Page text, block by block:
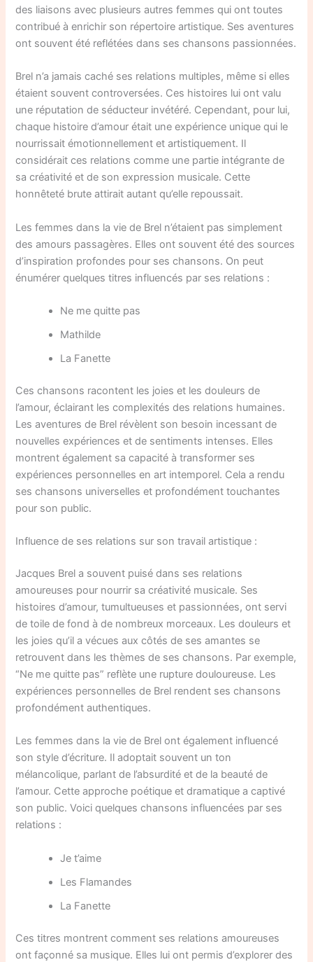
des liaisons avec plusieurs autres femmes qui ont toutes
contribué à enrichir son répertoire artistique. Ses aventures
ont souvent été reflétées dans ses chansons passionnées.
Brel n’a jamais caché ses relations multiples, même si elles
étaient souvent controversées. Ces histoires lui ont valu
une réputation de séducteur invétéré. Cependant, pour lui,
chaque histoire d’amour était une expérience unique qui le
nourrissait émotionnellement et artistiquement. Il
considérait ces relations comme une partie intégrante de
sa créativité et de son expression musicale. Cette
honnêteté brute attirait autant qu’elle repoussait.
Les femmes dans la vie de Brel n’étaient pas simplement
des amours passagères. Elles ont souvent été des sources
d’inspiration profondes pour ses chansons. On peut
énumérer quelques titres influencés par ses relations :
Ne me quitte pas
Mathilde
La Fanette
Ces chansons racontent les joies et les douleurs de
l’amour, éclairant les complexités des relations humaines.
Les aventures de Brel révèlent son besoin incessant de
nouvelles expériences et de sentiments intenses. Elles
montrent également sa capacité à transformer ses
expériences personnelles en art intemporel. Cela a rendu
ses chansons universelles et profondément touchantes
pour son public.
Influence de ses relations sur son travail artistique :
Jacques Brel a souvent puisé dans ses relations
amoureuses pour nourrir sa créativité musicale. Ses
histoires d’amour, tumultueuses et passionnées, ont servi
de toile de fond à de nombreux morceaux. Les douleurs et
les joies qu’il a vécues aux côtés de ses amantes se
retrouvent dans les thèmes de ses chansons. Par exemple,
“Ne me quitte pas” reflète une rupture douloureuse. Les
expériences personnelles de Brel rendent ses chansons
profondément authentiques.
Les femmes dans la vie de Brel ont également influencé
son style d’écriture. Il adoptait souvent un ton
mélancolique, parlant de l’absurdité et de la beauté de
l’amour. Cette approche poétique et dramatique a captivé
son public. Voici quelques chansons influencées par ses
relations :
Je t’aime
Les Flamandes
La Fanette
Ces titres montrent comment ses relations amoureuses
ont façonné sa musique. Elles lui ont permis d’explorer des